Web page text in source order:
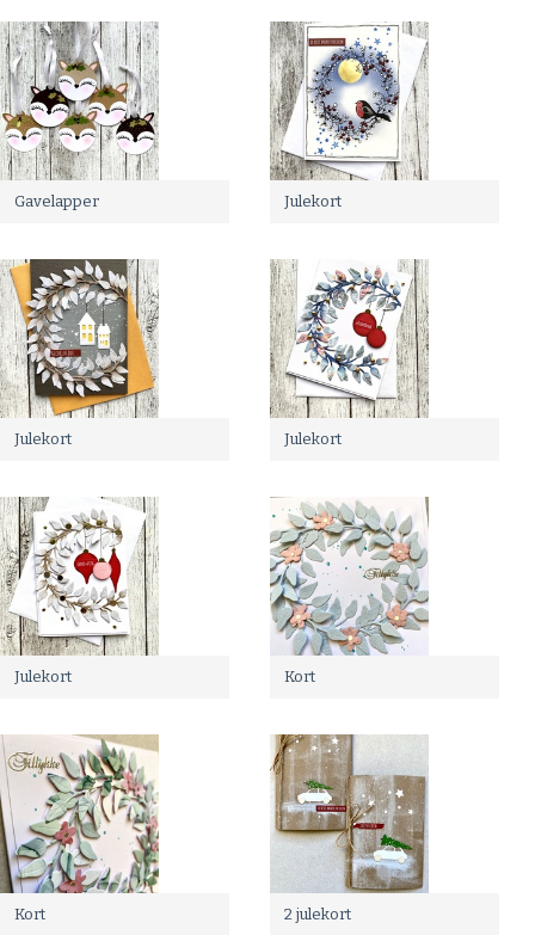
Gavelapper Julekort
Julekort Julekort
Julekort Kort
Kort 2 julekort